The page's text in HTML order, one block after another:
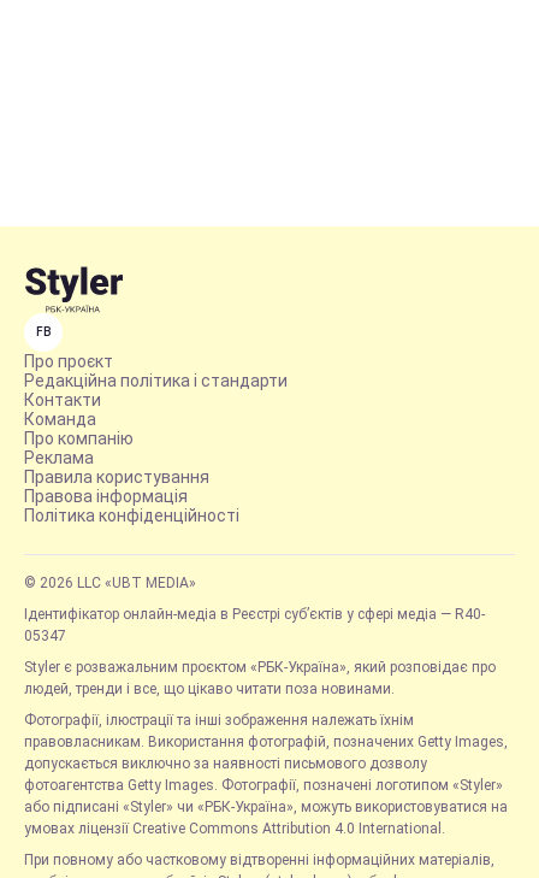
FB
Про проєкт
Редакційна політика і стандарти
Контакти
Команда
Про компанію
Реклама
Правила користування
Правова інформація
Політика конфіденційності
© 2026 LLC «UBT MEDIA»
Ідентифікатор онлайн-медіа в Реєстрі суб’єктів у сфері медіа — R40-
05347
Styler є розважальним проєктом «РБК-Україна», який розповідає про
людей, тренди і все, що цікаво читати поза новинами.
Фотографії, ілюстрації та інші зображення належать їхнім
правовласникам. Використання фотографій, позначених Getty Images,
допускається виключно за наявності письмового дозволу
фотоагентства Getty Images. Фотографії, позначені логотипом «Styler»
або підписані «Styler» чи «РБК-Україна», можуть використовуватися на
умовах ліцензії Creative Commons Attribution 4.0 International.
При повному або частковому відтворенні інформаційних матеріалів,